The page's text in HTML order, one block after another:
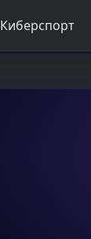
Киберспорт